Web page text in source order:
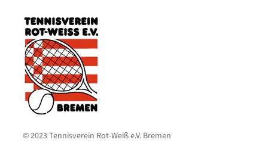
© 2023 Tennisverein Rot-Weiß e.V. Bremen